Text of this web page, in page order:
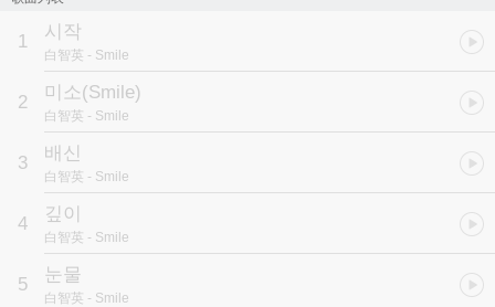
1 시작
白智英 - Smile
2 미소(Smile)
白智英 - Smile
3 배신
白智英 - Smile
4 깊이
白智英 - Smile
5 눈물
白智英 - Smile